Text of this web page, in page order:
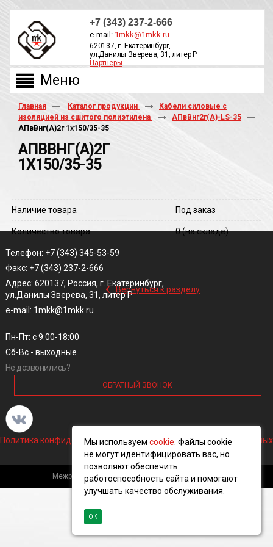
+7 (343) 237-2-666
e-mail: 1mkk@1mkk.ru
620137, г. Екатеринбург,
ул.Данилы Зверева, 31, литер Р
Партнеры
Главная Каталог продукции
Кабели силовые с
изоляцией из сшитого полиэтилена
АПвВнг2г(А)-LS-35
АПвВнг(A)2г 1х150/35-35
АПВВНГ(A)2Г
1Х150/35-35
Наличие товара Под заказ
Количество товара 0(на складе)
‹ Вернуться к разделу
Телефон: +7 (343) 345-53-59
Факс: +7 (343) 237-2-666
Адрес: 620137, Россия, г. Екатеринбург,
ул.Данилы Зверева, 31, литер Р
e-mail: 1mkk@1mkk.ru
Пн-Пт: с 9:00-18:00
Сб-Вс - выходные
Не дозвонились?
ОБРАТНЫЙ ЗВОНОК
Политика конфиденциальности и обработки персональных данных
Межрегиональная кабельная компания, 2016 ©
Мы используем cookie . Файлы cookie
не могут идентифицировать вас, но
позволяют обеспечить
работоспособность сайта и помогают
улучшать качество обслуживания.
ОК